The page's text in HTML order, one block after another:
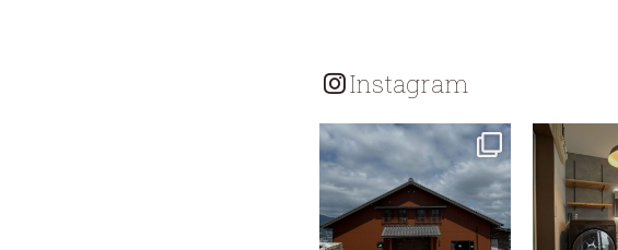
Instagram
tomohouseinc